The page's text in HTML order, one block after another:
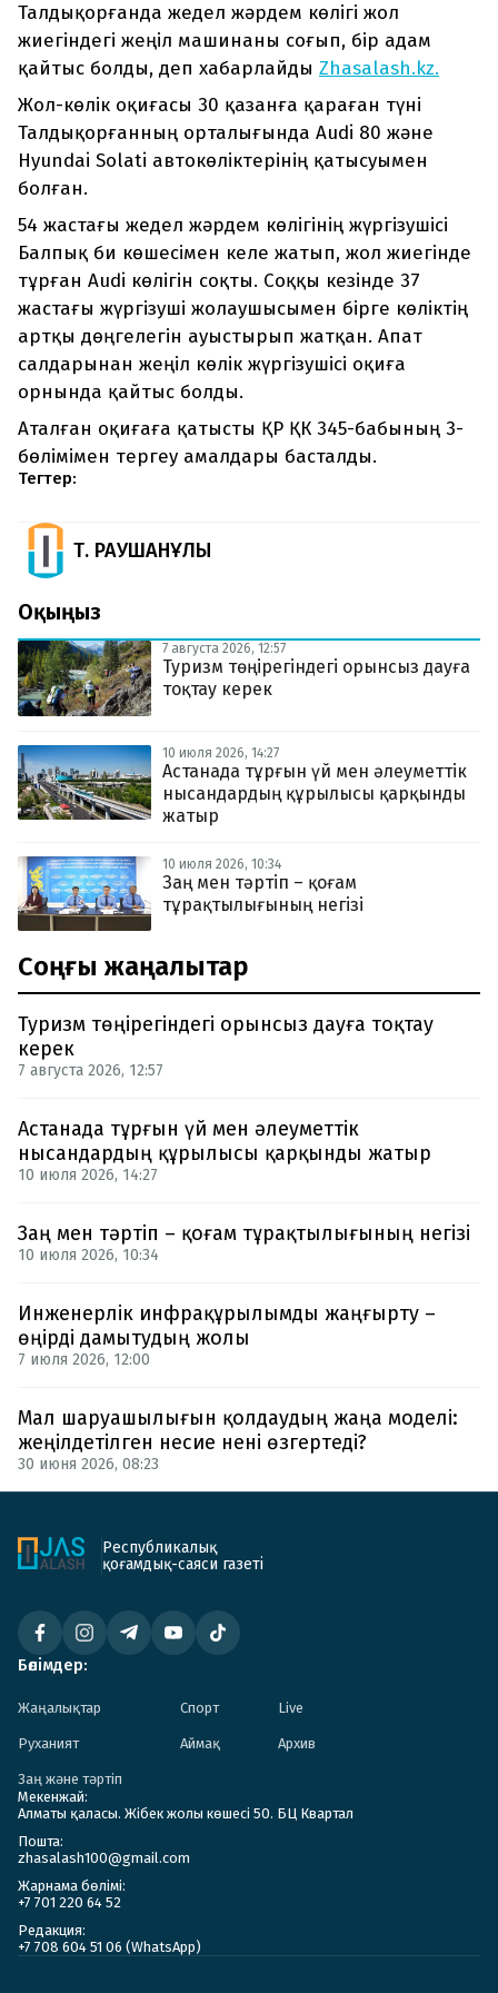
Талдықорғанда жедел жәрдем көлігі жол
жиегіндегі жеңіл машинаны соғып, бір адам
қайтыс болды, деп хабарлайды Zhasalash.kz.
Жол-көлік оқиғасы 30 қазанға қараған түні
Талдықорғанның орталығында Audi 80 және
Hyundai Solati автокөліктерінің қатысуымен
болған.
54 жастағы жедел жәрдем көлігінің жүргізушісі
Балпық би көшесімен келе жатып, жол жиегінде
тұрған Audi көлігін соқты. Соққы кезінде 37
жастағы жүргізуші жолаушысымен бірге көліктің
артқы дөңгелегін ауыстырып жатқан. Апат
салдарынан жеңіл көлік жүргізушісі оқиға
орнында қайтыс болды.
Аталған оқиғаға қатысты ҚР ҚК 345-бабының 3-
бөлімімен тергеу амалдары басталды.
Тегтер:
Т. РАУШАНҰЛЫ
Оқыңыз
7 августа 2026, 12:57
Туризм төңірегіндегі орынсыз дауға
тоқтау керек
10 июля 2026, 14:27
Астанада тұрғын үй мен әлеуметтік
нысандардың құрылысы қарқынды
жатыр
10 июля 2026, 10:34
Заң мен тәртіп – қоғам
тұрақтылығының негізі
Соңғы жаңалықтар
Туризм төңірегіндегі орынсыз дауға тоқтау
керек
7 августа 2026, 12:57
Астанада тұрғын үй мен әлеуметтік
нысандардың құрылысы қарқынды жатыр
10 июля 2026, 14:27
Заң мен тәртіп – қоғам тұрақтылығының негізі
10 июля 2026, 10:34
Инженерлік инфрақұрылымды жаңғырту –
өңірді дамытудың жолы
7 июля 2026, 12:00
Мал шаруашылығын қолдаудың жаңа моделі:
жеңілдетілген несие нені өзгертеді?
30 июня 2026, 08:23
Республикалық
қоғамдық-саяси газеті
Бөлімдер:
Жаңалықтар Спорт Live
Руханият Аймақ Архив
Заң және тәртіп
Мекенжай:
Алматы қаласы. Жібек жолы көшесі 50. БЦ Квартал
Пошта:
zhasalash100@gmail.com
Жарнама бөлімі:
+7 701 220 64 52
Редакция:
+7 708 604 51 06 (WhatsApp)